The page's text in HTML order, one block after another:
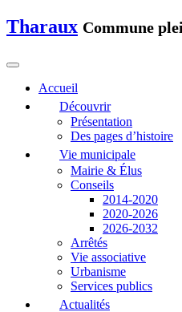
Tharaux Commune
Accueil
Découvrir
Présentation
Des pages d’histoire
Vie municipale
Mairie & Élus
Conseils
2014-2020
2020-2026
2026-2032
Arrêtés
Vie associative
Urbanisme
Services publics
Actualités